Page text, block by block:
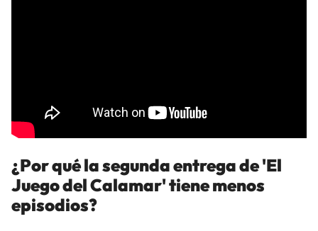
¿Por qué la segunda entrega de 'El
Juego del Calamar' tiene menos
episodios?